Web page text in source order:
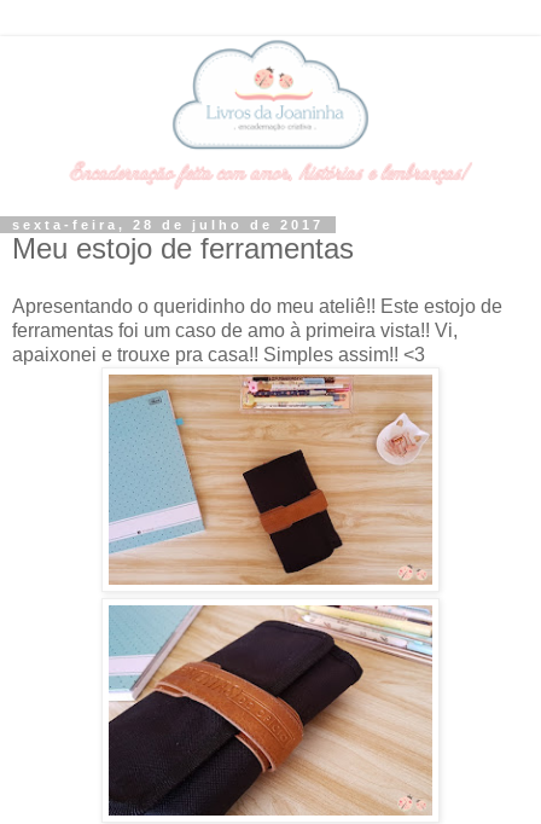
sexta-feira, 28 de julho de 2017
Meu estojo de ferramentas
Apresentando o queridinho do meu ateliê!! Este estojo de
ferramentas foi um caso de amo à primeira vista!! Vi,
apaixonei e trouxe pra casa!! Simples assim!! <3